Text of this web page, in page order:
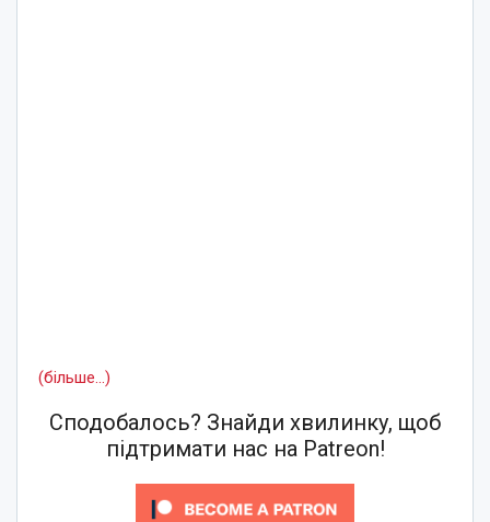
(більше…)
Сподобалось? Знайди хвилинку, щоб
підтримати нас на Patreon!